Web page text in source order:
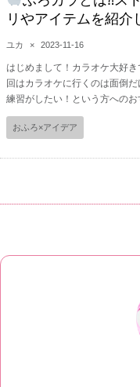
リやアイテムを紹介
ユカ × 2023-11-16
はじめまして！カラオケ大好
回はカラオケに行くのは面倒
練習がしたい！という方へのお
おふろ×アイデア